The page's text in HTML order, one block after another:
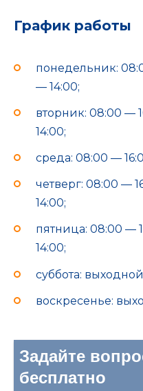
График работы
понедельник:
— 14:00;
вторник: 08:00 —
14:00;
среда: 08:00 —
четверг: 08:00 —
14:00;
пятница: 08:00 —
14:00;
суббота:
воскресенье: